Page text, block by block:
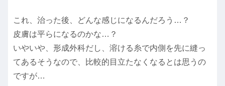
これ、治った後、どんな感じになるんだろう…？
皮膚は平らになるのかな…？
いやいや、形成外科だし、溶ける糸で内側を先に縫っ
てあるそうなので、比較的目立たなくなるとは思うの
ですが…